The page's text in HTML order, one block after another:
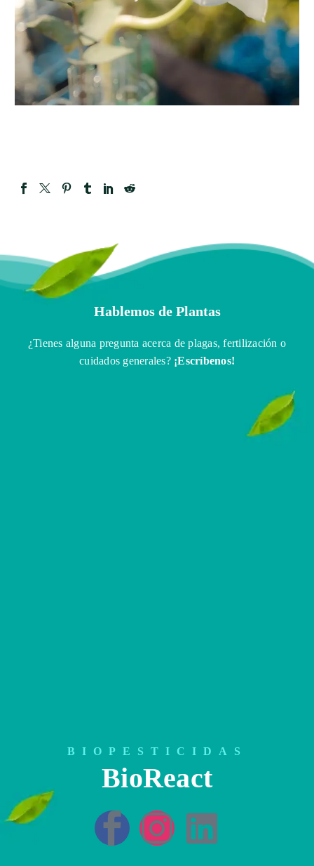
BIOPESTICIDAS
BioReact
Hablemos de Plantas
¿Tienes alguna pregunta acerca de plagas, fertilización o
cuidados generales? ¡Escríbenos!